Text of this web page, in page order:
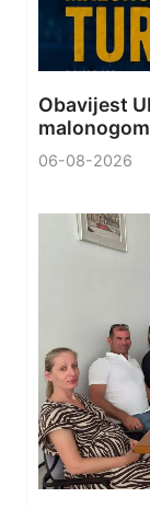
Obavijest
06-08-2026